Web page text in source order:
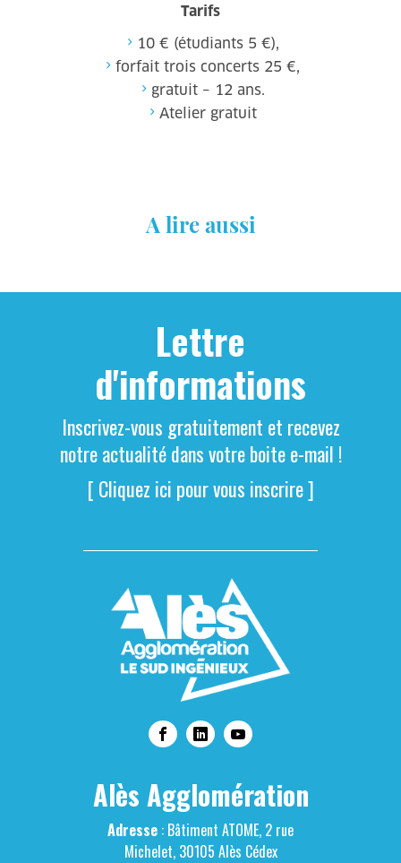
Tarifs
10 € (étudiants 5 €),
forfait trois concerts 25 €,
gratuit – 12 ans.
Atelier gratuit
A lire aussi
Lettre
d'informations
Inscrivez-vous gratuitement et recevez
notre actualité dans votre boite e-mail !
[ Cliquez ici pour vous inscrire ]
Alès Agglomération
Adresse : Bâtiment ATOME, 2 rue
Michelet, 30105 Alès Cédex